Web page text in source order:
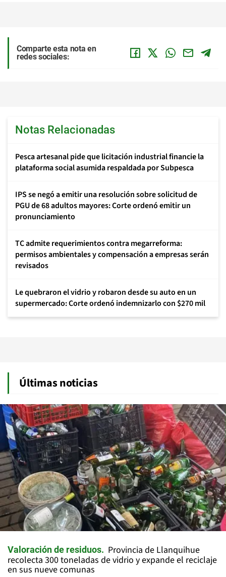
Comparte esta nota en
redes sociales:
Notas Relacionadas
Pesca artesanal pide que licitación industrial financie la
plataforma social asumida respaldada por Subpesca
IPS se negó a emitir una resolución sobre solicitud de
PGU de 68 adultos mayores: Corte ordenó emitir un
pronunciamiento
TC admite requerimientos contra megarreforma:
permisos ambientales y compensación a empresas serán
revisados
Le quebraron el vidrio y robaron desde su auto en un
supermercado: Corte ordenó indemnizarlo con $270 mil
Últimas noticias
Valoración de residuos
Provincia de Llanquihue
recolecta 300 toneladas de vidrio y expande el reciclaje
en sus nueve comunas